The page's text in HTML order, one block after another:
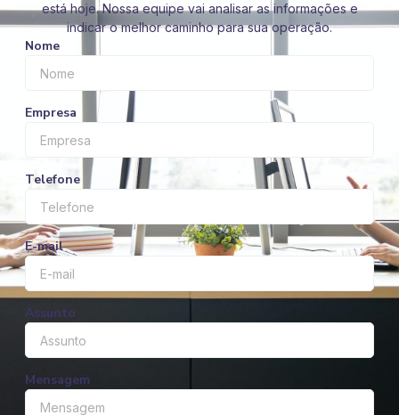
está hoje. Nossa equipe vai analisar as informações e
indicar o melhor caminho para sua operação.
Nome
Empresa
Telefone
E-mail
Assunto
Mensagem